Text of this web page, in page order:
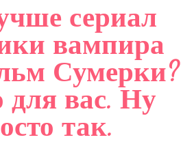
сериал
вампира
Сумерки?
для вас. Ну
так.